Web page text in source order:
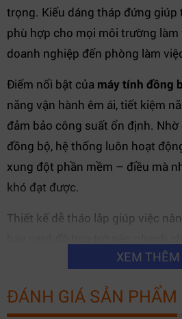
trọng. Kiểu dáng tháp đứng giúp
phù hợp cho mọi môi trường
doanh nghiệp đến phòng làm
Điểm nổi bật của máy tính đồng
năng vận hành êm ái, tiết kiệm
đảm bảo công suất ổn định.
đồng bộ, hệ thống luôn hoạt
xung đột phần mềm – điều mà
khó đạt được.
Thiết kế dễ tháo lắp giúp việc
ứng nhu cầu phát triển củaXEM THÊM
ĐÁNH GIÁ SẢN PHẨM